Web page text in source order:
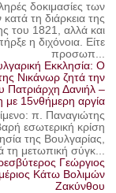
δοκιμασίες των
τη διάρκεια της
του 1821, αλλά και
η διχόνοια. Είτε
προσωπ...
Εκκλησία: Ο
Νικάνωρ ζητά την
Δανιήλ –
με 15νθήμερη αργία
π. Παναγιώτης
εσωτερική κρίση
της Βουλγαρίας,
τη μετωπική σύγκ...
Γεώργιος
Κάτω Βολιμών
Ζακύνθου